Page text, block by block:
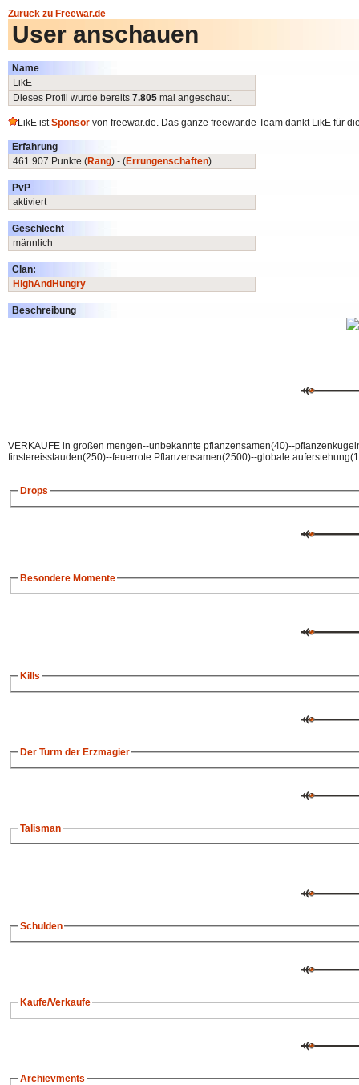
Zurück zu Freewar.de
User anschauen
Name
LikE
Dieses Profil wurde bereits 7.805 mal angeschaut.
LikE istSponsor von freewar.de. Das ganze freewar.de Team dankt LikE für
Erfahrung
461.907 Punkte (Rang) - (Errungenschaften)
PvP
aktiviert
Geschlecht
männlich
Clan:
HighAndHungry
Beschreibung
VERKAUFE in großen mengen--unbekannte pflanzensamen(40)--
finstereisstauden(250)--feuerrote Pflanzensamen(2500)--globale
Drops
Besondere Momente
Kills
Der Turm der Erzmagier
Talisman
Schulden
Kaufe/Verkaufe
Archievments